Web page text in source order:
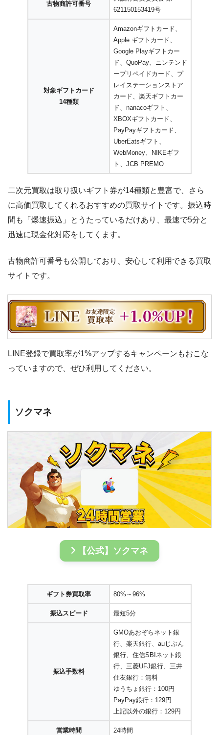
古物商許可番号
621150153419号
対象ギフトカード
14種類
Amazonギフトカード、
Apple ギフトカード、
Google Playギフトカー
ド、QuoPay、ニンテンド
ープリペイドカード、プ
レイステーションストア
カード、楽天ギフトカー
ド、nanacoギフト、
XBOXギフトカード、
PayPayギフトカード、
UberEatsギフト、
WebMoney、NIKEギフ
ト、JCB PREMO
二次元買取は取り扱いギフト券が14種類と豊富で、さら
に高価買取してくれるおすすめの買取サイトです。振込時
間も「爆速振込」とうたっているだけあり、最速で5分と
迅速に現金化対応をしてくます。
古物商許可番号も公開しており、安心して利用できる買取
サイトです。
LINE登録で買取率が1%アップするキャンペーンもおこな
っていますので、ぜひ利用してください。
ソクマネ
【公式】ソクマネ
ギフト券買取率 80%～96%
振込スピード 最短5分
振込手数料
GMOあおぞらネット銀
行、楽天銀行、auじぶん
銀行、住信SBIネット銀
行、三菱UFJ銀行、三井
住友銀行：無料
ゆうちょ銀行：100円
PayPay銀行：129円
上記以外の銀行：129円
営業時間 24時間